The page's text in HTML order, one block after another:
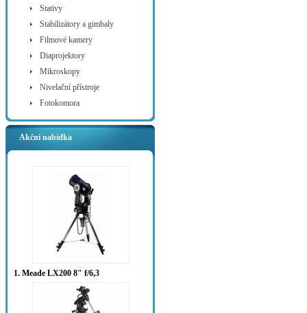
Stativy
Stabilizátory a gimbaly
Filmové kamery
Diaprojektory
Mikroskopy
Nivelační přístroje
Fotokomora
Akční nabídka
1. Meade LX200 8" f/6,3